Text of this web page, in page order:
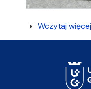
Wczytaj więcej